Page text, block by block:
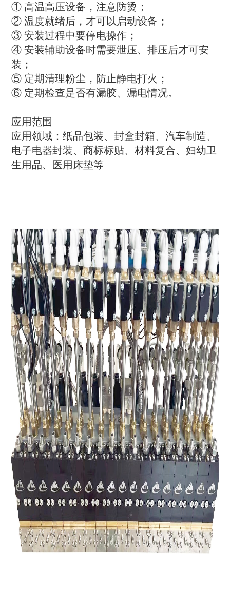
① 高温高压设备，注意防烫；
② 温度就绪后，才可以启动设备；
③ 安装过程中要停电操作；
④ 安装辅助设备时需要泄压、排压后才可安
装；
⑤ 定期清理粉尘，防止静电打火；
⑥ 定期检查是否有漏胶、漏电情况。
应用范围
应用领域：纸品包装、封盒封箱、汽车制造、
电子电器封装、商标标贴、材料复合、妇幼卫
生用品、医用床垫等